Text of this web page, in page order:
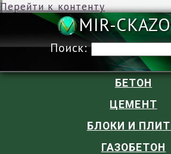
Перейти к контенту
MIR-
Поиск:
БЕТОН
ЦЕМЕНТ
БЛОКИ И
ГАЗОБЕТОН